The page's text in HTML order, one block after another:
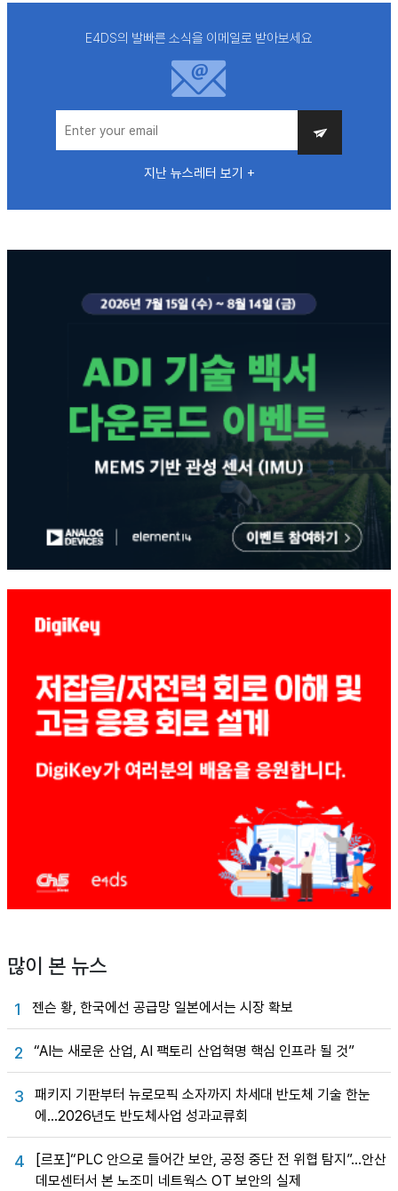
E4DS의 발빠른 소식을 이메일로 받아보세요
지난 뉴스레터 보기 +
많이 본 뉴스
1 젠슨 황, 한국에선 공급망 일본에서는 시장 확보
2 “AI는 새로운 산업, AI 팩토리 산업혁명 핵심 인프라 될 것”
3
패키지 기판부터 뉴로모픽 소자까지 차세대 반도체 기술 한눈
에…2026년도 반도체사업 성과교류회
4
[르포]“PLC 안으로 들어간 보안, 공정 중단 전 위협 탐지”…안산
데모센터서 본 노조미 네트웍스 OT 보안의 실제